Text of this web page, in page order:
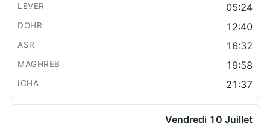
05:24
12:40
16:32
19:58
21:37
Vendredi 10 Juillet